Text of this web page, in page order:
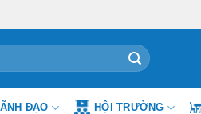
ĐẠO HỘI TRƯỜNG